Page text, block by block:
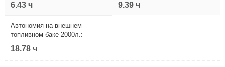
6.43 ч 9.39 ч
Автономия на внешнем
топливном баке 2000л.:
18.78 ч